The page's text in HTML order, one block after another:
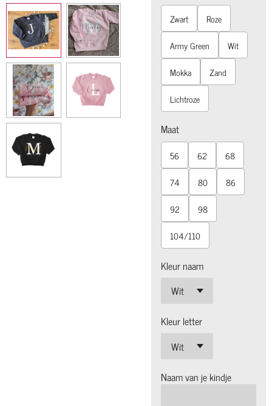
Zwart
Roze
Army Green
Wit
Mokka
Zand
Lichtroze
Maat
56 62
68
74
80
86
92
98
104/110
Kleur naam
Kleur letter
Naam van je kindje